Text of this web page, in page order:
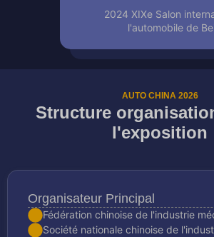
2024 XIXe Salon
l'automobile de
AUTO CHINA 2026
Structure
l'exposition
Organisateur Principal
Fédération chinoise de l'industrie
Société nationale chinoise de